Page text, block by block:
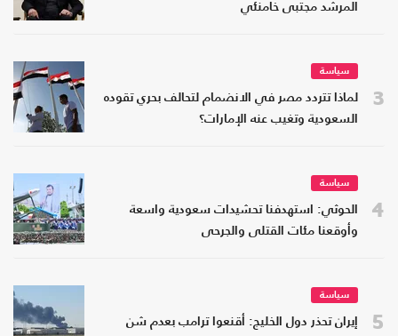
المرشد مجتبى خامنئي
3
سياسة
لماذا تتردد مصر في الانضمام لتحالف بحري تقوده
السعودية وتغيب عنه الإمارات؟
4
سياسة
الحوثي: استهدفنا تحشيدات سعودية واسعة
وأوقعنا مئات القتلى والجرحى
5
سياسة
إيران تحذر دول الخليج: أقنعوا ترامب بعدم شن